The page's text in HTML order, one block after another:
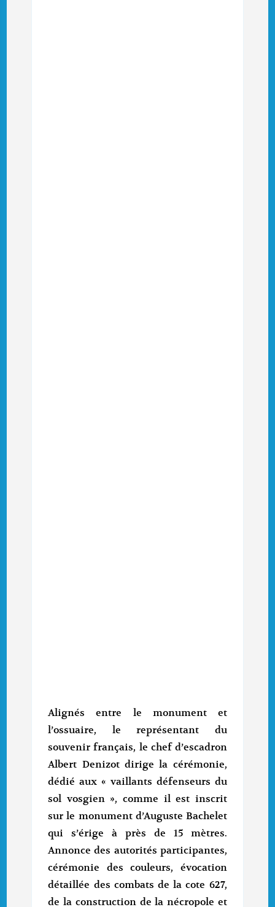
Alignés entre le monument et
l’ossuaire, le représentant du
souvenir français, le chef d’escadron
Albert Denizot dirige la cérémonie,
dédié aux « vaillants défenseurs du
sol vosgien », comme il est inscrit
sur le monument d’Auguste Bachelet
qui s’érige à près de 15 mètres.
Annonce des autorités participantes,
cérémonie des couleurs, évocation
détaillée des combats de la cote 627,
de la construction de la nécropole et